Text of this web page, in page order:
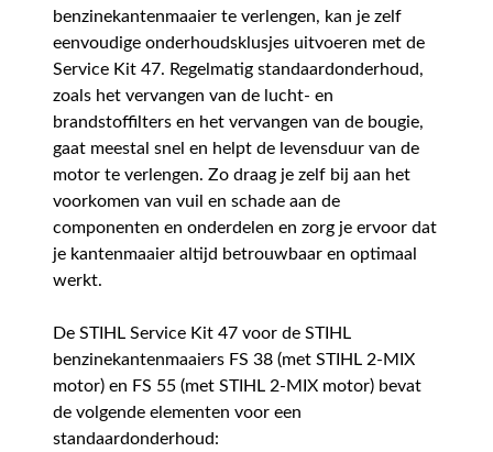
benzinekantenmaaier te verlengen, kan je zelf
eenvoudige onderhoudsklusjes uitvoeren met de
Service Kit 47. Regelmatig standaardonderhoud,
zoals het vervangen van de lucht- en
brandstoffilters en het vervangen van de bougie,
gaat meestal snel en helpt de levensduur van de
motor te verlengen. Zo draag je zelf bij aan het
voorkomen van vuil en schade aan de
componenten en onderdelen en zorg je ervoor dat
je kantenmaaier altijd betrouwbaar en optimaal
werkt.
De STIHL Service Kit 47 voor de STIHL
benzinekantenmaaiers FS 38 (met STIHL 2-MIX
motor) en FS 55 (met STIHL 2-MIX motor) bevat
de volgende elementen voor een
standaardonderhoud: